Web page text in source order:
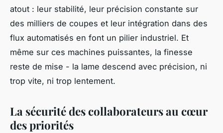
atout : leur stabilité, leur précision constante sur
des milliers de coupes et leur intégration dans des
flux automatisés en font un pilier industriel. Et
même sur ces machines puissantes, la finesse
reste de mise - la lame descend avec précision, ni
trop vite, ni trop lentement.
La sécurité des collaborateurs au cœur
des priorités